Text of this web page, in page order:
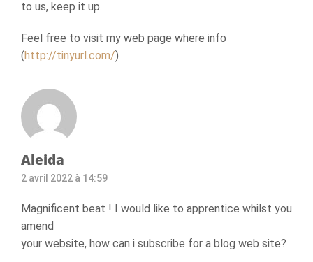
to us, keep it up.
Feel free to visit my web page where info
(http://tinyurl.com/)
Aleida
2 avril 2022 à 14:59
Magnificent beat ! I would like to apprentice whilst you
amend
your website, how can i subscribe for a blog web site?